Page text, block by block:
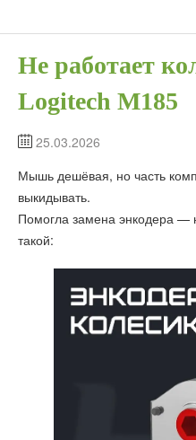
Не работает
Logitech M185
25.03.2026
Мышь дешёвая, но часть
выкидывать.
Помогла замена энкодера
такой: